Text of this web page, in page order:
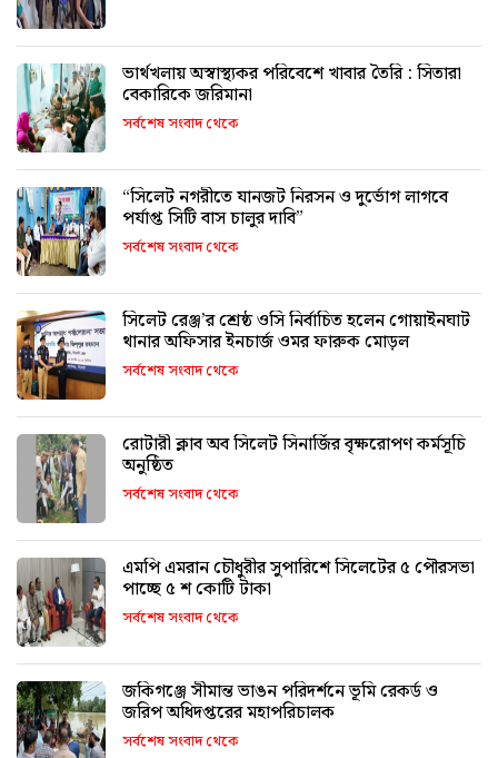
ভার্থখলায় অস্বাস্থ্যকর পরিবেশে খাবার তৈরি : সিতারা
বেকারিকে জরিমানা
সর্বশেষ সংবাদ থেকে
“সিলেট নগরীতে যানজট নিরসন ও দুর্ভোগ লাগবে
পর্যাপ্ত সিটি বাস চালুর দাবি”
সর্বশেষ সংবাদ থেকে
সিলেট রেঞ্জ’র শ্রেষ্ঠ ওসি নির্বাচিত হলেন গোয়াইনঘাট
থানার অফিসার ইনচার্জ ওমর ফারুক মোড়ল
সর্বশেষ সংবাদ থেকে
রোটারী ক্লাব অব সিলেট সিনার্জির বৃক্ষরোপণ কর্মসূচি
অনুষ্ঠিত
সর্বশেষ সংবাদ থেকে
এমপি এমরান চৌধুরীর সুপারিশে সিলেটের ৫ পৌরসভা
পাচ্ছে ৫ শ কোটি টাকা
সর্বশেষ সংবাদ থেকে
জকিগঞ্জে সীমান্ত ভাঙন পরিদর্শনে ভূমি রেকর্ড ও
জরিপ অধিদপ্তরের মহাপরিচালক
সর্বশেষ সংবাদ থেকে